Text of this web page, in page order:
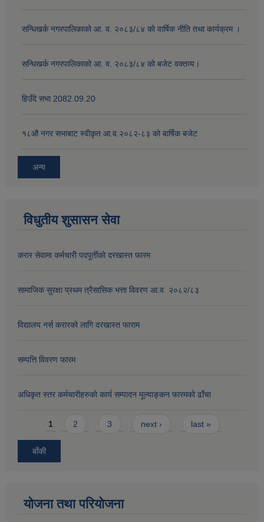
सन्धिखर्क नगरपालिकाको आ. व. २०८३/८४ काे वार्षिक नीति तथा कार्यक्रम ।
सन्धिखर्क नगरपालिकाको आ. व. २०८३/८४ काे बजेट वक्तव्य।
हिउँदे सभा 2082.09.20
१८‍औ नगर सभाबाट स्वीकृत आ.व.२०८२-८३ को बार्षिक बजेट
अन्य
विधुतीय शुसासन सेवा
करार सेवामा कर्मचारी पदपूर्तीको दरखास्त फारम
सामाजिक सुरक्षा प्रथम त्रैसासिक भत्ता विवरण आ.व. २०८२/८३
विद्यालय नर्स करारको लागि दरखास्त फाराम
सम्पत्ति विवरण फारम
अधिकृत स्तर कर्मचारीहरुको कार्य सम्पादन मूल्याङ्कन फारमको ढाँचा
Pages
1 2 3 next › last »
बाँकी
योजना तथा परियोजना